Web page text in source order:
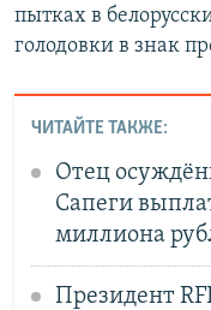
пытках в
голодовки в знак
ЧИТАЙТЕ ТАКЖЕ:
Отец
Сапеги
миллиона
Президент